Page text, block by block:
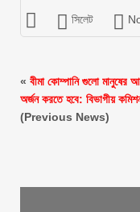
সিলেট
« বীমা কোম্পানি গুলো মানুষের
অর্জন করতে হবে: বিভাগীয়
(Previous News)